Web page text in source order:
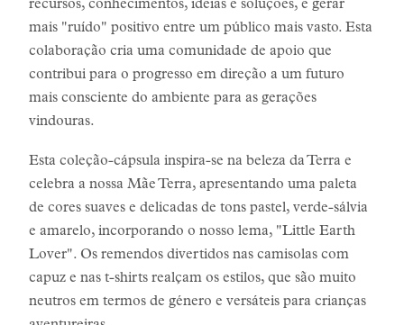
recursos, conhecimentos, ideias e soluções, e gerar
mais "ruído" positivo entre um público mais vasto. Esta
colaboração cria uma comunidade de apoio que
contribui para o progresso em direção a um futuro
mais consciente do ambiente para as gerações
vindouras.
Esta coleção-cápsula inspira-se na beleza da Terra e
celebra a nossa Mãe Terra, apresentando uma paleta
de cores suaves e delicadas de tons pastel, verde-sálvia
e amarelo, incorporando o nosso lema, "Little Earth
Lover". Os remendos divertidos nas camisolas com
capuz e nas t-shirts realçam os estilos, que são muito
neutros em termos de género e versáteis para crianças